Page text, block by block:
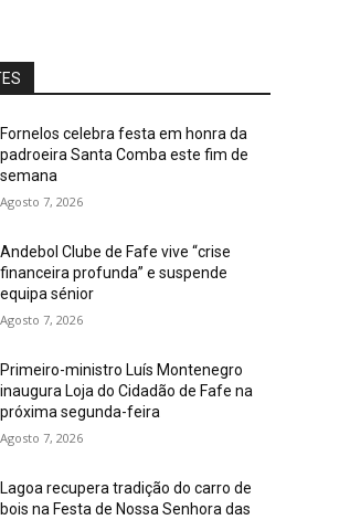
Fornelos celebra festa em honra da
padroeira Santa Comba este fim de
semana
Agosto 7, 2026
Andebol Clube de Fafe vive “crise
financeira profunda” e suspende
equipa sénior
Agosto 7, 2026
Primeiro-ministro Luís Montenegro
inaugura Loja do Cidadão de Fafe na
próxima segunda-feira
Agosto 7, 2026
Lagoa recupera tradição do carro de
bois na Festa de Nossa Senhora das